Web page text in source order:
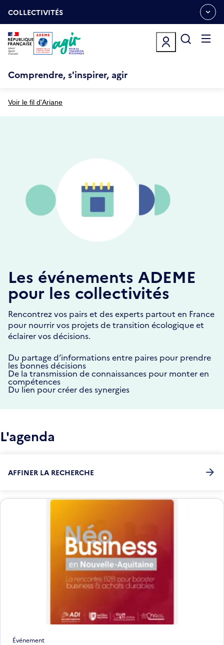
auOUVRIR
LE
MENU
ESPACE
COLLECTIVITÉS
Comprendre, s'inspirer, agir
Voir le fil d'Ariane
Les événements ADEME
pour les collectivités
Rencontrez vos pairs et des experts partout en France
pour nourrir vos projets de transition écologique et
éclairer vos décisions.
Du partage d’informations entre paires pour prendre
les bonnes décisions
De la transmission de connaissances pour monter en
compétences
Du lien pour créer des synergies
L'agenda
AFFINER LA RECHERCHE
Événement